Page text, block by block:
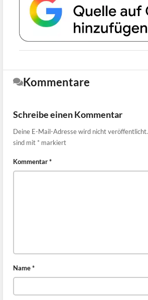
Kommentare
Schreibe einen Kommentar
Deine E-Mail-Adresse wird nicht veröffentlicht.
sind mit * markiert
Kommentar*
Name*